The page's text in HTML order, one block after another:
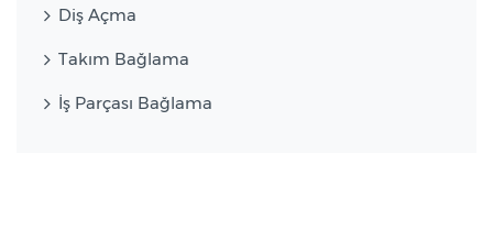
Diş Açma
Takım Bağlama
İş Parçası Bağlama